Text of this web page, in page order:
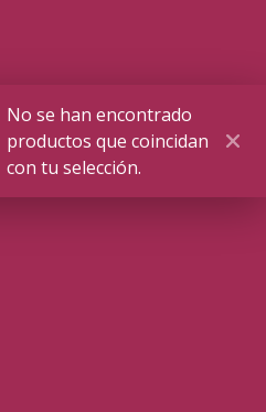
No se han encontrado
productos que coincidan
con tu selección.